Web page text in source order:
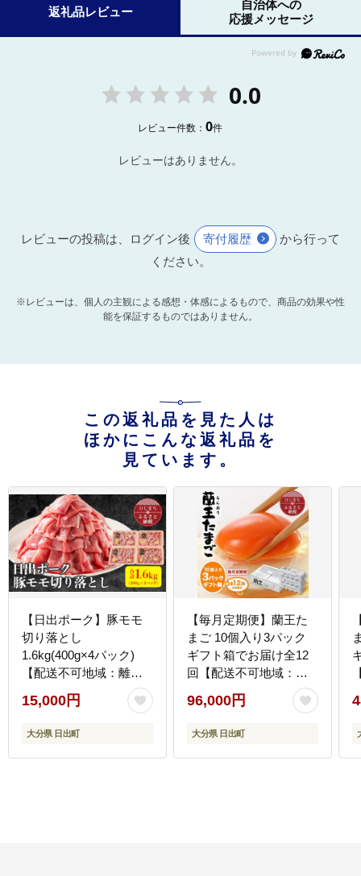
返礼品レビュー
自治体への
応援メッセージ
0.0
レビュー件数：0件
レビューはありません。
レビューの投稿は、ログイン後 寄付履歴
から行って
ください。
※レビューは、個人の主観による感想・体感によるもので、商品の効果や性
能を保証するものではありません。
この返礼品を見た人は
ほかにこんな返礼品を
見ています。
【日出ポーク】豚モモ
切り落とし
1.6kg(400g×4パック)
【配送不可地域：離
15,000円
大分県 日出町
【毎月定期便】蘭王た
まご 10個入り3パック
ギフト箱でお届け全12
回【配送不可地域：離
96,000円
大分県 日出町